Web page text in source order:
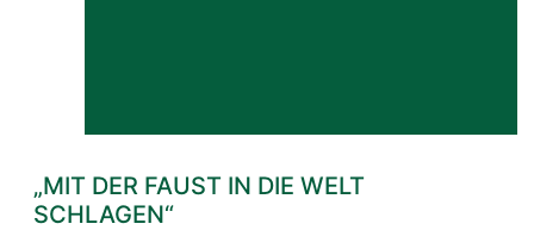
„MIT DER FAUST IN DIE WELT
SCHLAGEN“